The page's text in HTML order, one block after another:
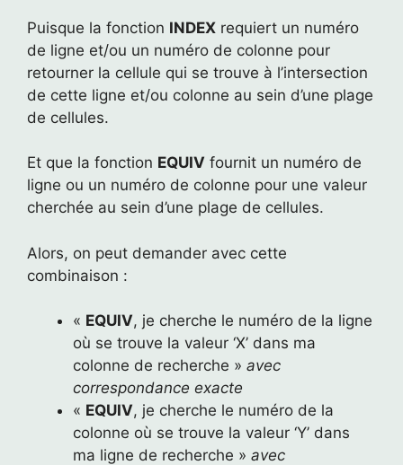
Puisque la fonction INDEX requiert un numéro
de ligne et/ou un numéro de colonne pour
retourner la cellule qui se trouve à l’intersection
de cette ligne et/ou colonne au sein d’une plage
de cellules.
Et que la fonction EQUIV fournit un numéro de
ligne ou un numéro de colonne pour une valeur
cherchée au sein d’une plage de cellules.
Alors, on peut demander avec cette
combinaison :
« EQUIV, je cherche le numéro de la ligne
où se trouve la valeur ‘X’ dans ma
colonne de recherche » avec
correspondance exacte
« EQUIV, je cherche le numéro de la
colonne où se trouve la valeur ‘Y’ dans
ma ligne de recherche » avec